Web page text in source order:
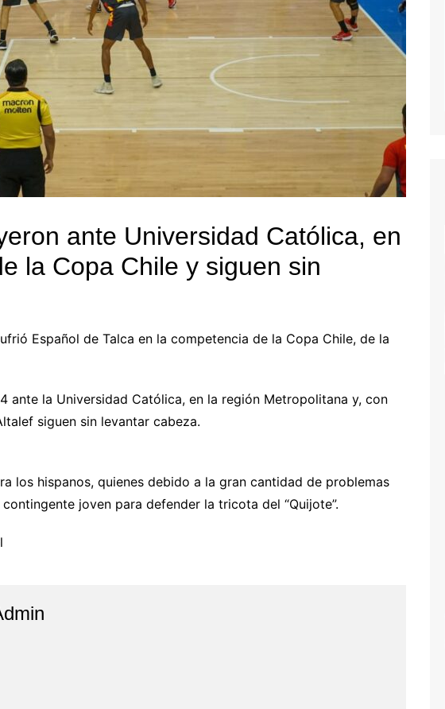
ante Universidad Católica, en
la Copa Chile y siguen sin
Español de Talca en la competencia de la Copa Chile, de la
ante la Universidad Católica, en la región Metropolitana y, con
siguen sin levantar cabeza.
los hispanos, quienes debido a la gran cantidad de problemas
joven para defender la tricota del “Quijote”.